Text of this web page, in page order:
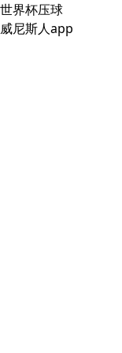
世界杯压球
威尼斯人app